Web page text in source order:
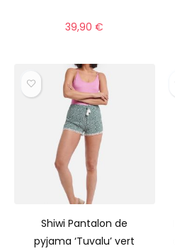
39,90€
Shiwi Pantalon de
pyjama ‘Tuvalu’ vert